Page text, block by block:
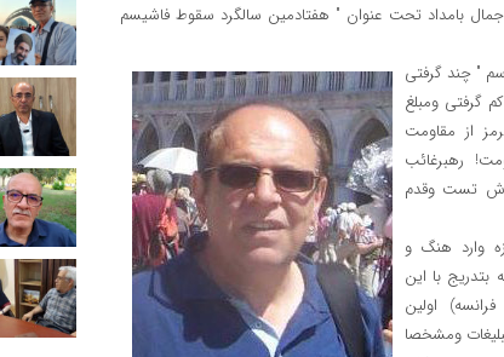
بامداد تحت عنوان " هفتادمین سالگرد سقوط فاشیسم
" چند گرفتی
گرفتی ومبلغ
از مقاومت
رهبرغائب
تست وقدم
زمستون 1363 بود که تازه وارد هنگ و
با این
اولین
ومشخصا